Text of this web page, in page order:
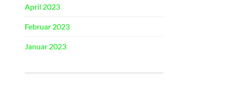
April 2023
Februar 2023
Januar 2023